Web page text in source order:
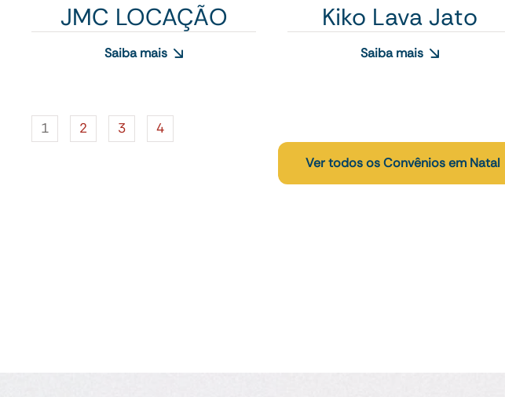
JMC LOCAÇÃO
Saiba mais
Kiko Lava Jato
Saiba mais
1 2 3 4
Ver todos os Convênios em Natal